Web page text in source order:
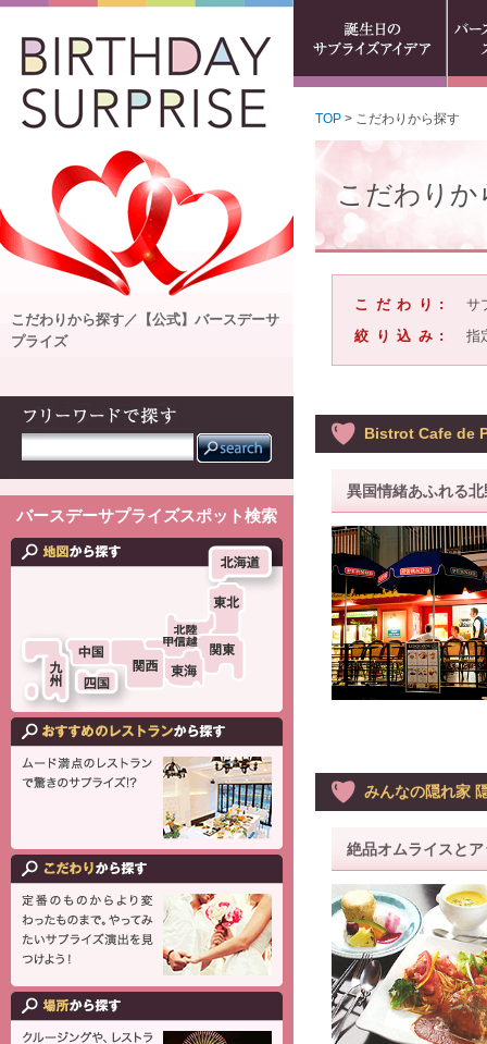
こだわりから探す／【公式】バースデーサ
プライズ
TOP > こだわりから探す
こだわりか
こだわり:
サ
絞り込み:
指
Bistrot Cafe de
異国情緒あふれる
みんなの隠れ家
絶品オムライスと
バースデーサプライズスポット検索